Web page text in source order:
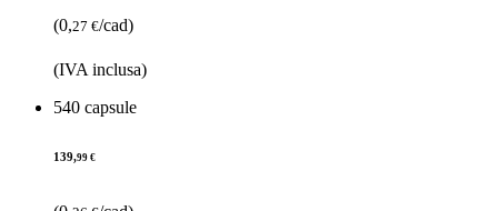
(0,27 €/cad)
(IVA inclusa)
540 capsule
139,99 €